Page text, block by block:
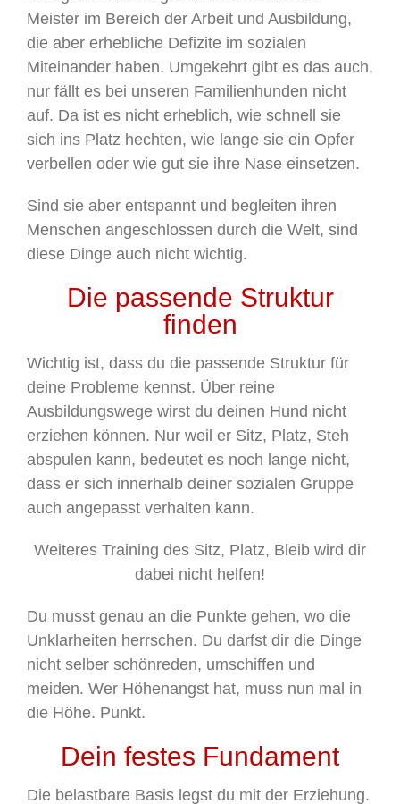
Meister im Bereich der Arbeit und Ausbildung,
die aber erhebliche Defizite im sozialen
Miteinander haben. Umgekehrt gibt es das auch,
nur fällt es bei unseren Familienhunden nicht
auf. Da ist es nicht erheblich, wie schnell sie
sich ins Platz hechten, wie lange sie ein Opfer
verbellen oder wie gut sie ihre Nase einsetzen.
Sind sie aber entspannt und begleiten ihren
Menschen angeschlossen durch die Welt, sind
diese Dinge auch nicht wichtig.
Die passende Struktur
finden
Wichtig ist, dass du die passende Struktur für
deine Probleme kennst. Über reine
Ausbildungswege wirst du deinen Hund nicht
erziehen können. Nur weil er Sitz, Platz, Steh
abspulen kann, bedeutet es noch lange nicht,
dass er sich innerhalb deiner sozialen Gruppe
auch angepasst verhalten kann.
Weiteres Training des Sitz, Platz, Bleib wird dir
dabei nicht helfen!
Du musst genau an die Punkte gehen, wo die
Unklarheiten herrschen. Du darfst dir die Dinge
nicht selber schönreden, umschiffen und
meiden. Wer Höhenangst hat, muss nun mal in
die Höhe. Punkt.
Dein festes Fundament
Die belastbare Basis legst du mit der Erziehung.